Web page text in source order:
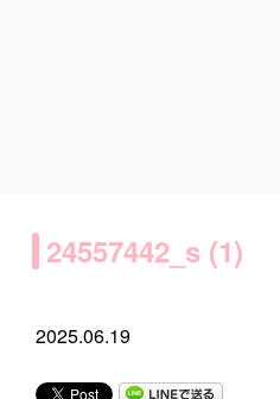
24557442_s (1)
2025.06.19